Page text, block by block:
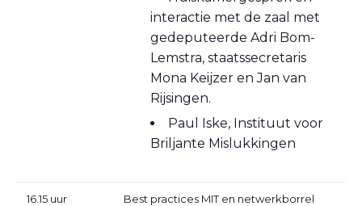
interactie met de zaal met
gedeputeerde Adri Bom-
Lemstra, staatssecretaris
Mona Keijzer en Jan van
Rijsingen.
Paul Iske, Instituut voor
Briljante Mislukkingen
16.15 uur Best practices MIT en netwerkborrel